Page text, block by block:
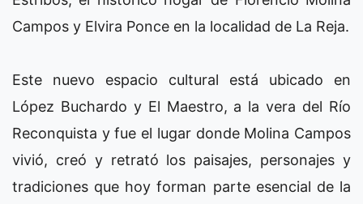
Campos y Elvira Ponce en la localidad de La Reja.
Este nuevo espacio cultural está ubicado en
López Buchardo y El Maestro, a la vera del Río
Reconquista y fue el lugar donde Molina Campos
vivió, creó y retrató los paisajes, personajes y
tradiciones que hoy forman parte esencial de la